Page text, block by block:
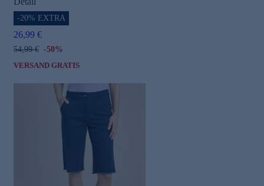
-20% EXTRA
26,99 €
54,99 € -50%
VERSAND GRATIS